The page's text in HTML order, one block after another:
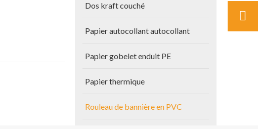
Dos kraft couché
Papier autocollant autocollant
Papier gobelet enduit PE
Papier thermique
Rouleau de bannière en PVC